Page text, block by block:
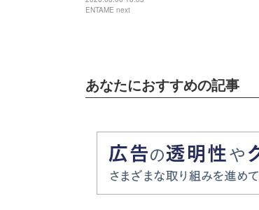
ENTAME next
あなたにおすすめの記事